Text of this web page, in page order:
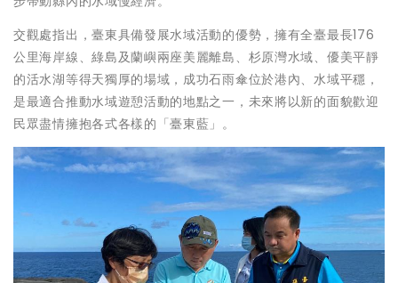
交觀處指出，臺東具備發展水域活動的優勢，擁有全臺最長176
公里海岸線、綠島及蘭嶼兩座美麗離島、杉原灣水域、優美平靜
的活水湖等得天獨厚的場域，成功石雨傘位於港內、水域平穩，
是最適合推動水域遊憩活動的地點之一，未來將以新的面貌歡迎
民眾盡情擁抱各式各樣的「臺東藍」。